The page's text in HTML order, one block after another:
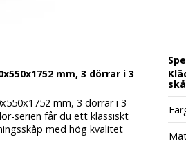
mm, 3 dörrar i 3
mm, 3 dörrar i 3
serien får du ett klassiskt
med hög kvalitet